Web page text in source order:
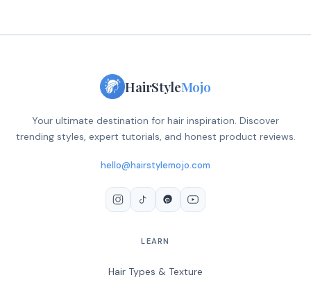
HairStyleMojo
Your ultimate destination for hair inspiration. Discover
trending styles, expert tutorials, and honest product reviews.
hello@hairstylemojo.com
LEARN
Hair Types & Texture